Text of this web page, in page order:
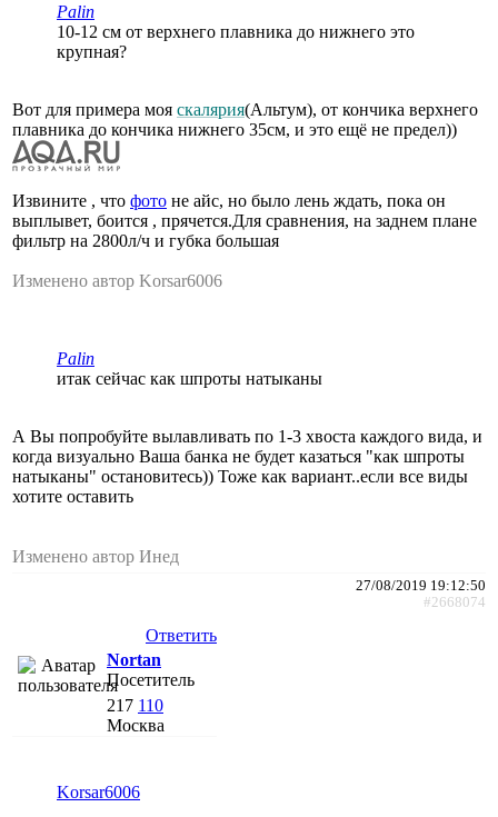
Palin
10-12 см от верхнего плавника до нижнего это
крупная?
Вот для примера моя скалярия(Альтум), от кончика верхнего
плавника до кончика нижнего 35см, и это ещё не предел))
Извините , что фото не айс, но было лень ждать, пока он
выплывет, боится , прячется.Для сравнения, на заднем плане
фильтр на 2800л/ч и губка большая
Изменено автор Korsar6006
Palin
итак сейчас как шпроты натыканы
А Вы попробуйте вылавливать по 1-3 хвоста каждого вида, и
когда визуально Ваша банка не будет казаться "как шпроты
натыканы" остановитесь)) Тоже как вариант..если все виды
хотите оставить
Изменено автор Инед
27/08/2019 19:12:50
#2668074
Ответить
Nortan
Посетитель
217 110
Москва
Korsar6006